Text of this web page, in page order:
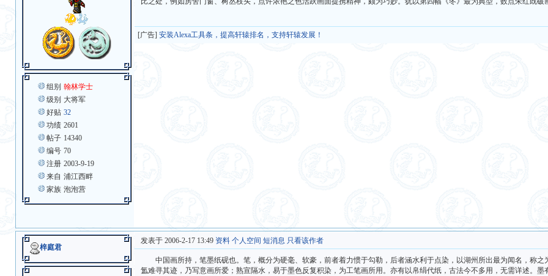
组别 翰林学士
级别 大将军
好贴 32
功绩 2601
帖子 14340
编号 70
注册 2003-9-19
来自 浦江西畔
家族 泡泡营
[广告] 安装Alexa工具条，提高轩辕排名，支持轩辕发展！
梓庭君
发表于 2006-2-17 13:49 资料 个人空间 短消息 只看该作者
中国画所持，笔墨纸砚也。笔，概分为硬毫、软豪，前者着力惯于勾勒，后者涵水利于点染，以湖州所出最为闻名，称之
氲难寻其迹，乃写意画所爱；熟宣隔水，易于墨色反复积染，为工笔画所用。亦有以帛绢代纸，古法今不多用，无需详述。墨